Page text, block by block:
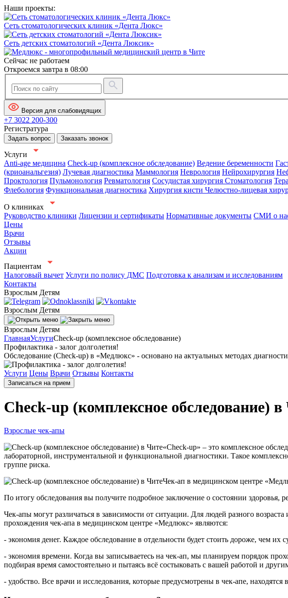
Наши проекты:
Сеть стоматологических клиник «Дента Люкс»
Сеть детских стоматологий «Дента Люксик»
Сейчас не работаем
Откроемся завтра в 08:00
Версия для слабовидящих
+7 3022 200-300
Регистратура
Задать вопрос Заказать звонок
Услуги
Anti-age медицина Check-up (комплексное обследование) Ведение беременности
(криоанальгезия) Лучевая диагностика Маммология Неврология Нейрохирургия
Проктология Пульмонология Ревматология Сосудистая хирургия Стоматология
Флебология Функциональная диагностика Хирургия кисти Челюстно-лицевая
О клиниках
Руководство клиники Лицензии и сертификаты Нормативные документы СМИ о
Цены
Врачи
Отзывы
Акции
Пациентам
Налоговый вычет Услуги по полису ДМС Подготовка к анализам и исследованиям
Контакты
Взрослым Детям
Взрослым Детям
Взрослым Детям
ГлавнаяУслугиCheck-up (комплексное обследование)
Профилактика - залог долголетия!
Обследование (Check-up) в «Медлюкс» - основано на актуальных методах
Услуги Цены Врачи Отзывы Контакты
Записаться на прием
Check-up (комплексное обследование) в
Взрослые чек-апы
«Check-up» – это комплексное
лабораторной, инструментальной и функциональной диагностики. Такое
группе риска.
Чек-ап в медицинском центре
По итогу обследования вы получите подробное заключение о состоянии
Чек-апы могут различаться в зависимости от ситуации. Для людей разного
прохождения чек-апа в медицинском центре «Медлюкс» являются:
- экономия денег. Каждое обследование в отдельности будет стоить дороже, чем
- экономия времени. Когда вы записываетесь на чек-ап, мы планируем порядок
подбирая время самостоятельно и пытаясь всё состыковать с вашей работой и
- удобство. Все врачи и исследования, которые предусмотрены в чек-апе, находятся